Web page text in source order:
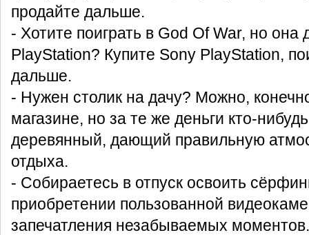
продайте дальше.
- Хотите поиграть в God Of War, но она
PlayStation? Купите Sony PlayStation,
дальше.
- Нужен столик на дачу? Можно,
магазине, но за те же деньги кто-
деревянный, дающий правильную
отдыха.
- Собираетесь в отпуск освоить
приобретении пользованной
запечатления незабываемых